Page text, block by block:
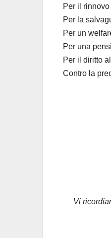
Per il
Per la
Per un
Per una
Per il diritto
Contro la
Vi